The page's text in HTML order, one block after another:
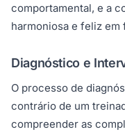
comportamental, e a
harmoniosa e feliz em
Diagnóstico e
O processo de
contrário de um
compreender as